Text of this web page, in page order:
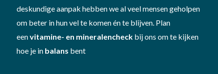
deskundige aanpak hebben we al veel mensen geholpen
om beter in hun vel te komen én te blijven. Plan
eenvitamine- en mineralencheckbij ons om te kijken
hoe je in balans bent